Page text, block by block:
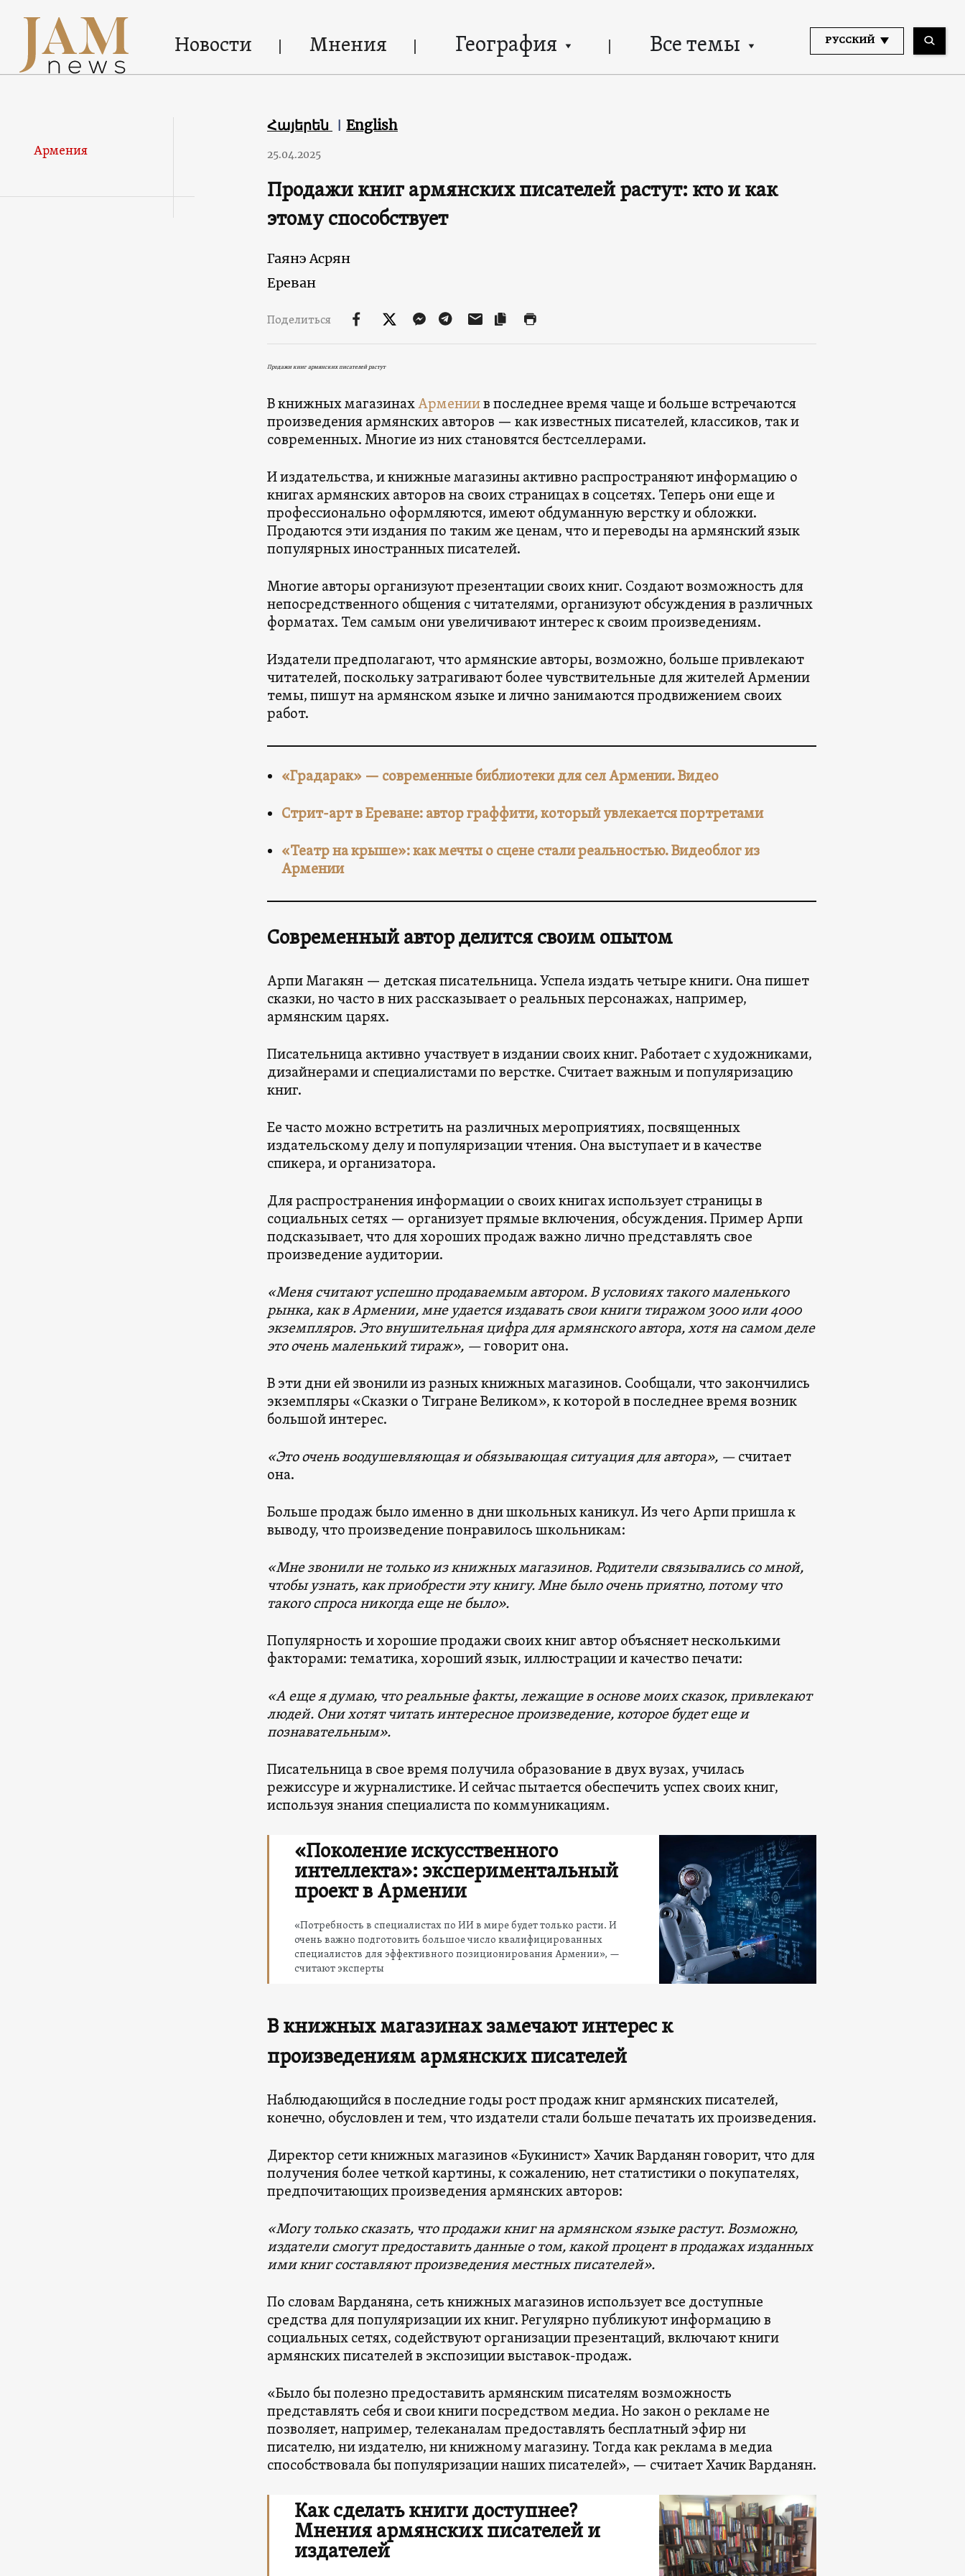
Новости Мнения География Все темы РУССКИЙ
Армения
Հայերեն English
25.04.2025
Продажи книг армянских писателей растут: кто и как
этому способствует
Гаянэ Асрян
Ереван
Поделиться
Продажи книг армянских писателей растут
В книжных магазинахАрмениив последнее время чаще и больше встречаются
произведения армянских авторов — как известных писателей, классиков, так и
современных. Многие из них становятся бестселлерами.
И издательства, и книжные магазины активно распространяют информацию о
книгах армянских авторов на своих страницах в соцсетях. Теперь они еще и
профессионально оформляются, имеют обдуманную верстку и обложки.
Продаются эти издания по таким же ценам, что и переводы на армянский язык
популярных иностранных писателей.
Многие авторы организуют презентации своих книг. Создают возможность для
непосредственного общения с читателями, организуют обсуждения в различных
форматах. Тем самым они увеличивают интерес к своим произведениям.
Издатели предполагают, что армянские авторы, возможно, больше привлекают
читателей, поскольку затрагивают более чувствительные для жителей Армении
темы, пишут на армянском языке и лично занимаются продвижением своих
работ.
«Градарак» — современные библиотеки для сел Армении. Видео
Стрит-арт в Ереване: автор граффити, который увлекается портретами
«Театр на крыше»: как мечты о сцене стали реальностью. Видеоблог из
Армении
Современный автор делится своим опытом
Арпи Магакян — детская писательница. Успела издать четыре книги. Она пишет
сказки, но часто в них рассказывает о реальных персонажах, например,
армянским царях.
Писательница активно участвует в издании своих книг. Работает с художниками,
дизайнерами и специалистами по верстке. Считает важным и популяризацию
книг.
Ее часто можно встретить на различных мероприятиях, посвященных
издательскому делу и популяризации чтения. Она выступает и в качестве
спикера, и организатора.
Для распространения информации о своих книгах использует страницы в
социальных сетях — организует прямые включения, обсуждения. Пример Арпи
подсказывает, что для хороших продаж важно лично представлять свое
произведение аудитории.
«Меня считают успешно продаваемым автором. В условиях такого маленького
рынка, как в Армении, мне удается издавать свои книги тиражом 3000 или 4000
экземпляров. Это внушительная цифра для армянского автора, хотя на самом деле
это очень маленький тираж», —говорит она.
В эти дни ей звонили из разных книжных магазинов. Сообщали, что закончились
экземпляры «Сказки о Тигране Великом», к которой в последнее время возник
большой интерес.
«Это очень воодушевляющая и обязывающая ситуация для автора», —считает
она.
Больше продаж было именно в дни школьных каникул. Из чего Арпи пришла к
выводу, что произведение понравилось школьникам:
«Мне звонили не только из книжных магазинов. Родители связывались со мной,
чтобы узнать, как приобрести эту книгу. Мне было очень приятно, потому что
такого спроса никогда еще не было».
Популярность и хорошие продажи своих книг автор объясняет несколькими
факторами: тематика, хороший язык, иллюстрации и качество печати:
«А еще я думаю, что реальные факты, лежащие в основе моих сказок, привлекают
людей. Они хотят читать интересное произведение, которое будет еще и
познавательным».
Писательница в свое время получила образование в двух вузах, училась
режиссуре и журналистике. И сейчас пытается обеспечить успех своих книг,
используя знания специалиста по коммуникациям.
«Поколение искусственного
интеллекта»: экспериментальный
проект в Армении
«Потребность в специалистах по ИИ в мире будет только расти. И
очень важно подготовить большое число квалифицированных
специалистов для эффективного позиционирования Армении», —
считают эксперты
В книжных магазинах замечают интерес к
произведениям армянских писателей
Наблюдающийся в последние годы рост продаж книг армянских писателей,
конечно, обусловлен и тем, что издатели стали больше печатать их произведения.
Директор сети книжных магазинов «Букинист» Хачик Варданян говорит, что для
получения более четкой картины, к сожалению, нет статистики о покупателях,
предпочитающих произведения армянских авторов:
«Могу только сказать, что продажи книг на армянском языке растут. Возможно,
издатели смогут предоставить данные о том, какой процент в продажах изданных
ими книг составляют произведения местных писателей».
По словам Варданяна, сеть книжных магазинов использует все доступные
средства для популяризации их книг. Регулярно публикуют информацию в
социальных сетях, содействуют организации презентаций, включают книги
армянских писателей в экспозиции выставок-продаж.
«Было бы полезно предоставить армянским писателям возможность
представлять себя и свои книги посредством медиа. Но закон о рекламе не
позволяет, например, телеканалам предоставлять бесплатный эфир ни
писателю, ни издателю, ни книжному магазину. Тогда как реклама в медиа
способствовала бы популяризации наших писателей», — считает Хачик Варданян.
Как сделать книги доступнее?
Мнения армянских писателей и
издателей